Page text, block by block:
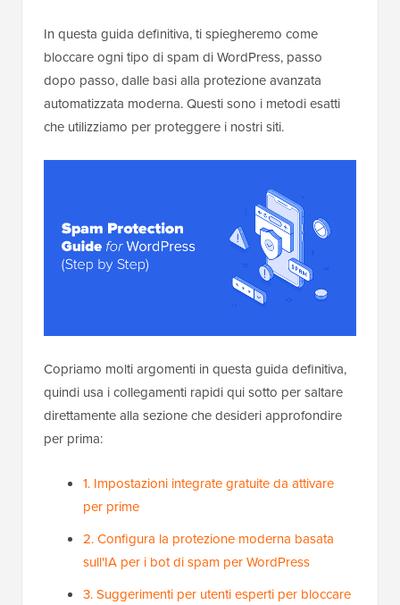
In questa guida definitiva, ti spiegheremo come
bloccare ogni tipo di spam di WordPress, passo
dopo passo, dalle basi alla protezione avanzata
automatizzata moderna. Questi sono i metodi esatti
che utilizziamo per proteggere i nostri siti.
Copriamo molti argomenti in questa guida definitiva,
quindi usa i collegamenti rapidi qui sotto per saltare
direttamente alla sezione che desideri approfondire
per prima:
1. Impostazioni integrate gratuite da attivare
per prime
2. Configura la protezione moderna basata
sull'IA per i bot di spam per WordPress
3. Suggerimenti per utenti esperti per bloccare